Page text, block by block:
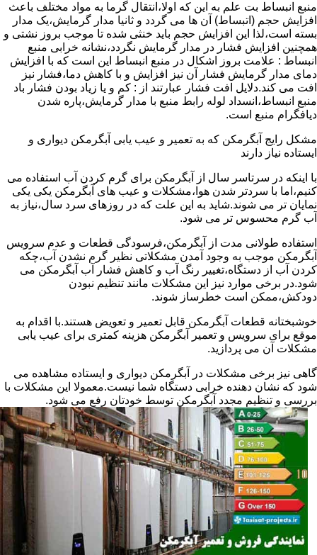
منبع انبساط بت علم به این که اولا،انتقال گرما به مواد مختلف باعث
افزایش حجم (اتبساط) آن ها می گردد و ثانیا مدار گرمایش،یک مدار
بسته است،لذا این افزایش حجم باید خنثی شده تا موجب بروز نشتی و
همچنین افزایش فشار در مدار گرمایش نگردد،نشانه خرابی منبع
انبساط : علامت بروز اشکال در منبع انبساط این است که با افزایش
دمای مدار گرمایش فشار آن نیز افزایش و با کاهش دما،فشار نیز
افت می کند.دلایل افت فشار عبارتند از : کم و یا زیاد بودن فشار باد
منبع انبساط،انسداد لوله رابط منبع با مدار گرمایش،پاره شدن
دیافگرام منبع است.
مشکل رایج آبگرمکن که به تعمیر و عیب یابی آبگرمکن دیواری و
ایستاده نیاز دارند
با اینکه در سرتاسر سال از آبگرمکن برای گرم کردن آب استفاده می
کنیم،اما با سردتر شدن هوا،مشکلات و عیب های آبگرمکن یکی یکی
نمایان تر می شوند.شاید به این علت که در روزهای سرد سال،نیاز به
آب گرم محسوس تر می شود.
استفاده طولانی مدت از آبگرمکن،فرسودگی قطعات و عدم سرویس
آبگرمکن موجب به وجود آمدن مشکلاتی نظیر گرم نشدن آب،چکه
کردن آب از دستگاه،تغییر رنگ آب و کاهش فشار آب آبگرمکن می
شود.در برخی موارد نیز این مشکلات مانند تنظیم نبودن
دودکش،ممکن است خطرساز شوند.
خوشبختانه قطعات آبگرمکن قابل تعمیر و تعویض هستند.با اقدام به
موقع برای سرویس و تعمیر آبگرمکن هزینه کمتری برای عیب یابی
مشکلات آن می پردازید.
گاهی نیز برخی مشکلات در آبگرمکن دیواری و ایستاده مشاهده می
شود که نشان دهنده خرابی دستگاه شما نیست.معمولا این مشکلات با
بررسی و تنظیم مجدد آبگرمکن توسط خودتان رفع می شود.